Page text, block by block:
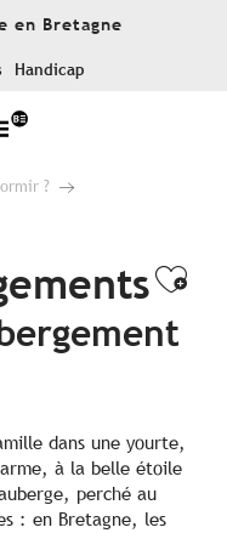
en Bretagne
Handicap
?
dans une yourte,
à la belle étoile
perché au
: en Bretagne, les